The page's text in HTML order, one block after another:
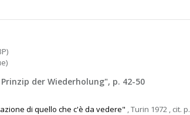
der Wiederholung", p. 42-50
di quello che c'è da vedere" , Turin 1972 , cit.